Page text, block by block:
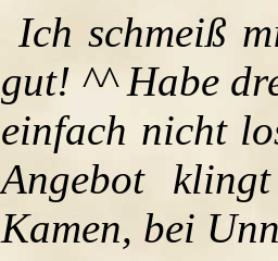
Ich schmeiß
gut! ^^ Habe
einfach nicht
Angebot
Kamen, bei